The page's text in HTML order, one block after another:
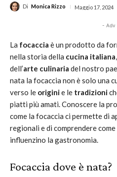
Di Monica Rizzo Maggio 17, 2024
- Adv
La focaccia è un prodotto da
nella storia della cucina italiana
dell’arte culinaria del nostro
nata la focaccia non è solo una
verso le originie le tradizioni
piatti più amati. Conoscere la
come la focaccia ci permette di
regionali e di comprendere come
influenzino la gastronomia.
Focaccia dove è nata?